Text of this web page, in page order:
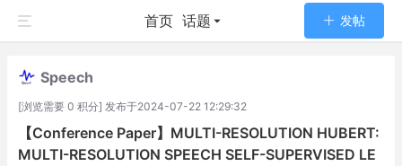
首页 话题 发帖
Speech
[浏览需要 0 积分] 发布于2024-07-22 12:29:32
【Conference Paper】MULTI-RESOLUTION HUBERT:
MULTI-RESOLUTION SPEECH SELF-SUPERVISED LE